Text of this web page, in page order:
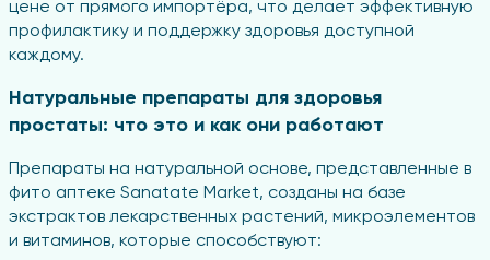
цене от прямого импортёра, что делает эффективную
профилактику и поддержку здоровья доступной
каждому.
Натуральные препараты для здоровья
простаты: что это и как они работают
Препараты на натуральной основе, представленные в
фито аптеке Sanatate Market, созданы на базе
экстрактов лекарственных растений, микроэлементов
и витаминов, которые способствуют: